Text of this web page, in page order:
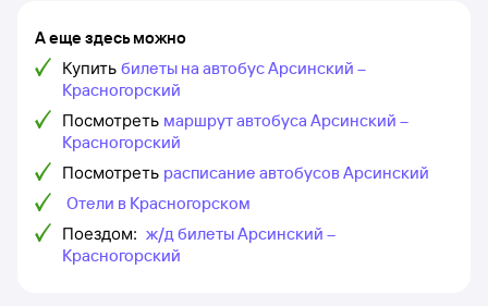
А еще здесь можно
Купить билеты на автобус Арсинский –
Красногорский
Посмотреть маршрут автобуса Арсинский –
Красногорский
Посмотреть расписание автобусов Арсинский
Отели в Красногорском
Поездом: ж/д билеты Арсинский –
Красногорский